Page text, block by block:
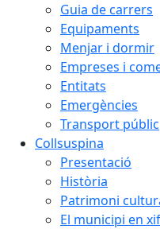
Guia de carrers
Equipaments
Menjar i dormir
Empreses i
Entitats
Emergències
Transport públic
Collsuspina
Presentació
Història
Patrimoni
El municipi en